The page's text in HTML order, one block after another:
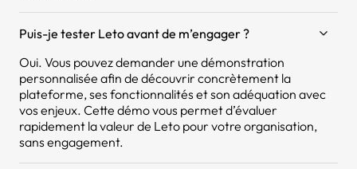
Puis-je tester Leto avant de m’engager ?
Oui. Vous pouvez demander une démonstration
personnalisée afin de découvrir concrètement la
plateforme, ses fonctionnalités et son adéquation avec
vos enjeux. Cette démo vous permet d’évaluer
rapidement la valeur de Leto pour votre organisation,
sans engagement.